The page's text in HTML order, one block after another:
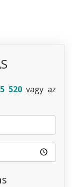
520 vagy az